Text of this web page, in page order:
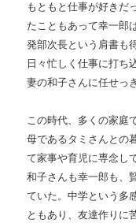
もともと仕事が好きだ
たこともあって幸一郎
発部次長という肩書も
日々忙しく仕事に打ち
妻の和子さんに任せっ
この時代、多くの家庭
母であるタミさんとの
て家事や育児に専念し
和子さんも幸一郎も、
ていた。中学という多
ともあり、友達作りに